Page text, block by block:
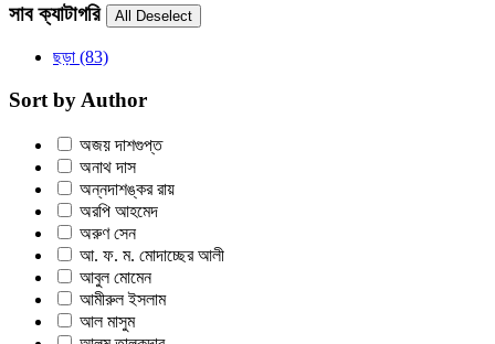
সাব ক্যাটাগরি
ছড়া (83)
Sort by Author
অজয় দাশগুপ্ত
অনাথ দাস
অন্নদাশঙ্কর রায়
অরপি আহমেদ
অরুণ সেন
আ. ফ. ম. মোদাচ্ছের আলী
আবুল মোমেন
আমীরুল ইসলাম
আল মাসুম